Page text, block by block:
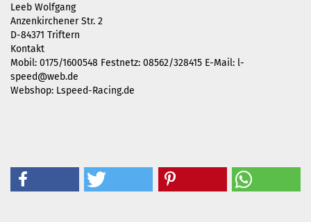
Leeb Wolfgang
Anzenkirchener Str. 2
D-84371 Triftern
Kontakt
Mobil: 0175/1600548 Festnetz: 08562/328415 E-Mail: l-
speed@web.de
Webshop: Lspeed-Racing.de